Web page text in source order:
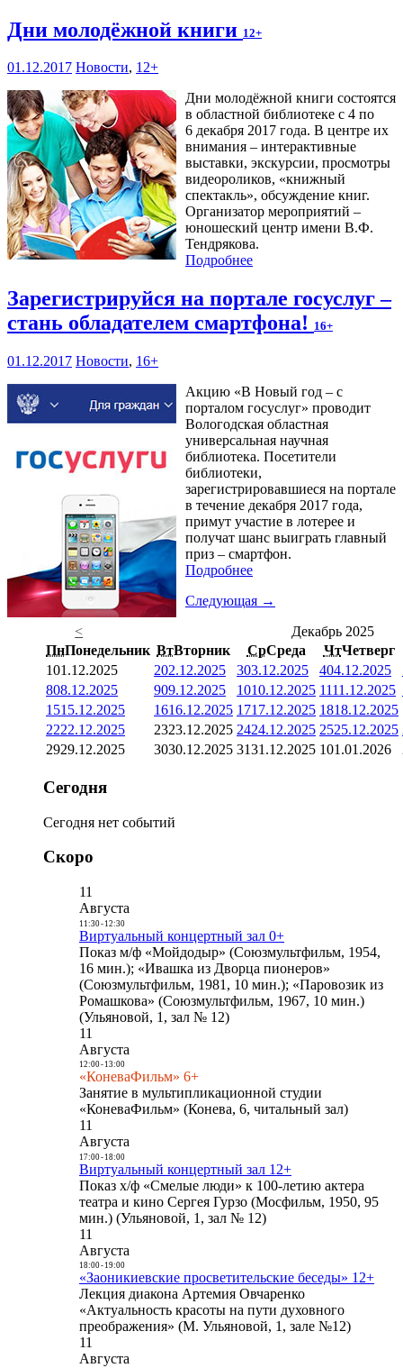
Дни молодёжной книги 12+
01.12.2017 Новости, 12+
Дни молодёжной книги состоятся
в областной библиотеке с 4 по
6 декабря 2017 года. В центре их
внимания – интерактивные
выставки, экскурсии, просмотры
видеороликов, «книжный
спектакль», обсуждение книг.
Организатор мероприятий –
юношеский центр имени В.Ф.
Тендрякова.
Подробнее
Зарегистрируйся на портале госуслуг –
стань обладателем смартфона! 16+
01.12.2017 Новости, 16+
Акцию «В Новый год – с
порталом госуслуг» проводит
Вологодская областная
универсальная научная
библиотека. Посетители
библиотеки,
зарегистрировавшиеся на портале
в течение декабря 2017 года,
примут участие в лотерее и
получат шанс выиграть главный
приз – смартфон.
Подробнее
Следующая →
<
Декабрь 2025
ПнПонедельник ВтВторник СрСреда ЧтЧетверг
101.12.2025 202.12.2025 303.12.2025 404.12.2025
808.12.2025 909.12.2025 1010.12.2025 1111.12.2025
1515.12.2025 1616.12.2025 1717.12.2025 1818.12.2025
2222.12.2025 2323.12.2025 2424.12.2025 2525.12.2025
2929.12.2025 3030.12.2025 3131.12.2025 101.01.2026
Сегодня
Сегодня нет событий
Скоро
11
Августа
11:30- 12:30
Виртуальный концертный зал 0+
Показ м/ф «Мойдодыр» (Союзмультфильм, 1954,
16 мин.); «Ивашка из Дворца пионеров»
(Союзмультфильм, 1981, 10 мин.); «Паровозик из
Ромашкова» (Союзмультфильм, 1967, 10 мин.)
(Ульяновой, 1, зал № 12)
11
Августа
12:00- 13:00
«КоневаФильм» 6+
Занятие в мультипликационной студии
«КоневаФильм» (Конева, 6, читальный зал)
11
Августа
17:00- 18:00
Виртуальный концертный зал 12+
Показ х/ф «Смелые люди» к 100-летию актера
театра и кино Сергея Гурзо (Мосфильм, 1950, 95
мин.) (Ульяновой, 1, зал № 12)
11
Августа
18:00- 19:00
«Заоникиевские просветительские беседы» 12+
Лекция диакона Артемия Овчаренко
«Актуальность красоты на пути духовного
преображения» (М. Ульяновой, 1, зале №12)
11
Августа